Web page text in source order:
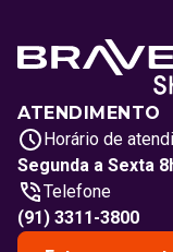
ATENDIMENTO
Horário de
Segunda a Sexta
Telefone
(91) 3311-3800